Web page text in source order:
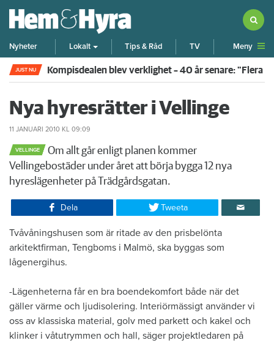
Nyheter Lokalt Tips & Råd TV Meny
JUST NU Kompisdealen blev verklighet – 40 år senare: "Flera
Nya hyresrätter i Vellinge
11 JANUARI 2010 KL 09:09
VELLINGE
Om allt går enligt planen kommer
Vellingebostäder under året att börja bygga 12 nya
hyreslägenheter på Trädgårdsgatan.
Dela Tweeta
​Tvåvåningshusen som är ritade av den prisbelönta
arkitektfirman, Tengboms i Malmö, ska byggas som
lågenergihus.
-Lägenheterna får en bra boendekomfort både när det
gäller värme och ljudisolering. Interiörmässigt använder vi
oss av klassiska material, golv med parkett och kakel och
klinker i våtutrymmen och hall, säger projektledaren på